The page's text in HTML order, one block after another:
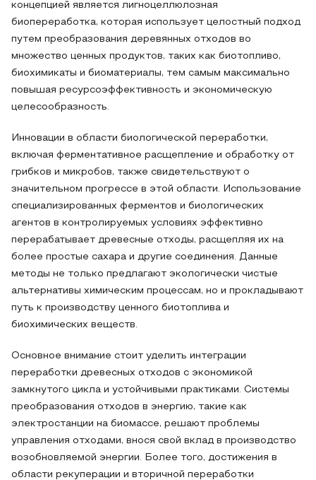
концепцией является лигноцеллюлозная
биопереработка, которая использует целостный подход
путем преобразования деревянных отходов во
множество ценных продуктов, таких как биотопливо,
биохимикаты и биоматериалы, тем самым максимально
повышая ресурсоэффективность и экономическую
целесообразность.
Инновации в области биологической переработки,
включая ферментативное расщепление и обработку от
грибков и микробов, также свидетельствуют о
значительном прогрессе в этой области. Использование
специализированных ферментов и биологических
агентов в контролируемых условиях эффективно
перерабатывает древесные отходы, расщепляя их на
более простые сахара и другие соединения. Данные
методы не только предлагают экологически чистые
альтернативы химическим процессам, но и прокладывают
путь к производству ценного биотоплива и
биохимических веществ.
Основное внимание стоит уделить интеграции
переработки древесных отходов с экономикой
замкнутого цикла и устойчивыми практиками. Системы
преобразования отходов в энергию, такие как
электростанции на биомассе, решают проблемы
управления отходами, внося свой вклад в производство
возобновляемой энергии. Более того, достижения в
области рекуперации и вторичной переработки